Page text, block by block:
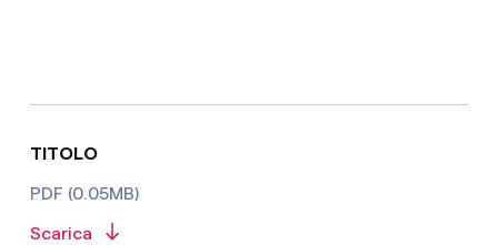
TITOLO
PDF (0.05MB)
Scarica